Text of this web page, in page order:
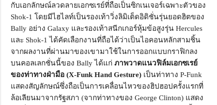
กับเอกลักษณ์ลวดลายเอกซเรย์ที่ถือเป็นซิกเนเจอร์เฉพาะตัวของ
Shok-1 โดยมีไฮไลท์เป็นรองเท้าวิ่งลิมิเต็ดอิดิชั่นรุ่นยอดฮิตของ
Bally อย่าง Galaxy และรองเท้าสนีกเกอร์หุ้มข้อสูงรุ่น Hercules
และ Shok-1 ได้คัดเลือกงานที่ถือได้ว่าเป็นไอคอนหลักสามชิ้น
จากผลงานที่ผ่านมาของเขามาใช้ในการออกแบบกราฟิกลง
บนคอลเลกชั่นนี้ของ Bally ได้แก่ภาพวาดแนวฟิล์มเอกซเรย์
ของท่าทางฝ่ามือ (X-Funk Hand Gesture) เป็นท่าทาง P-Funk
แสดงสัญลักษณ์ซึ่งถือเป็นการเคลื่อนไหวของฮิปฮอปครั้งแรกที่
ล้อเลียนมาจากรัฐสภา (จากท่าทางของ George Clinton) แสดง